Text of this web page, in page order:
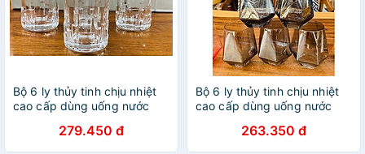
Bộ 6 ly thủy tinh chịu nhiệt
cao cấp dùng uống nước
279.450 đ
Bộ 6 ly thủy tinh chịu nhiệt
cao cấp dùng uống nước
cương ghi263.350 đ